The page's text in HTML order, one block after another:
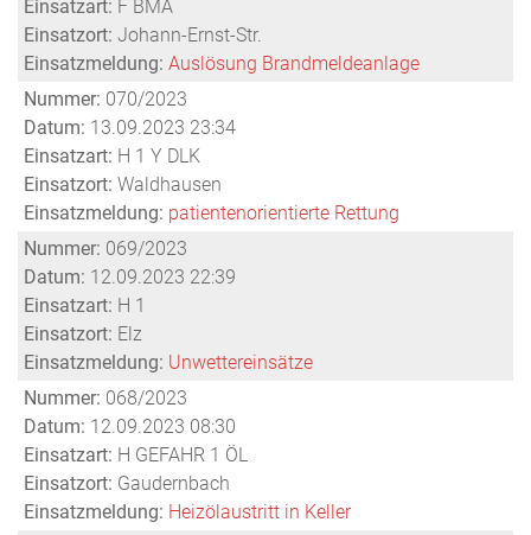
Einsatzart: F BMA
Einsatzort: Johann-Ernst-Str.
Einsatzmeldung: Auslösung Brandmeldeanlage
Nummer: 070/2023
Datum: 13.09.2023 23:34
Einsatzart: H 1 Y DLK
Einsatzort: Waldhausen
Einsatzmeldung: patientenorientierte Rettung
Nummer: 069/2023
Datum: 12.09.2023 22:39
Einsatzart: H 1
Einsatzort: Elz
Einsatzmeldung: Unwettereinsätze
Nummer: 068/2023
Datum: 12.09.2023 08:30
Einsatzart: H GEFAHR 1 ÖL
Einsatzort: Gaudernbach
Einsatzmeldung: Heizölaustritt in Keller